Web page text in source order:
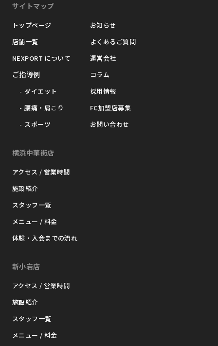
サイトマップ
トップページ
店舗一覧
NEXPORT について
ご指導例
ダイエット
腰痛・肩こり
スポーツ
お知らせ
よくあるご質問
運営会社
コラム
採用情報
FC加盟店募集
お問い合わせ
横浜中華街店
アクセス / 営業時間
施設紹介
スタッフ一覧
メニュー / 料金
体験・入会までの流れ
新小岩店
アクセス / 営業時間
施設紹介
スタッフ一覧
メニュー / 料金